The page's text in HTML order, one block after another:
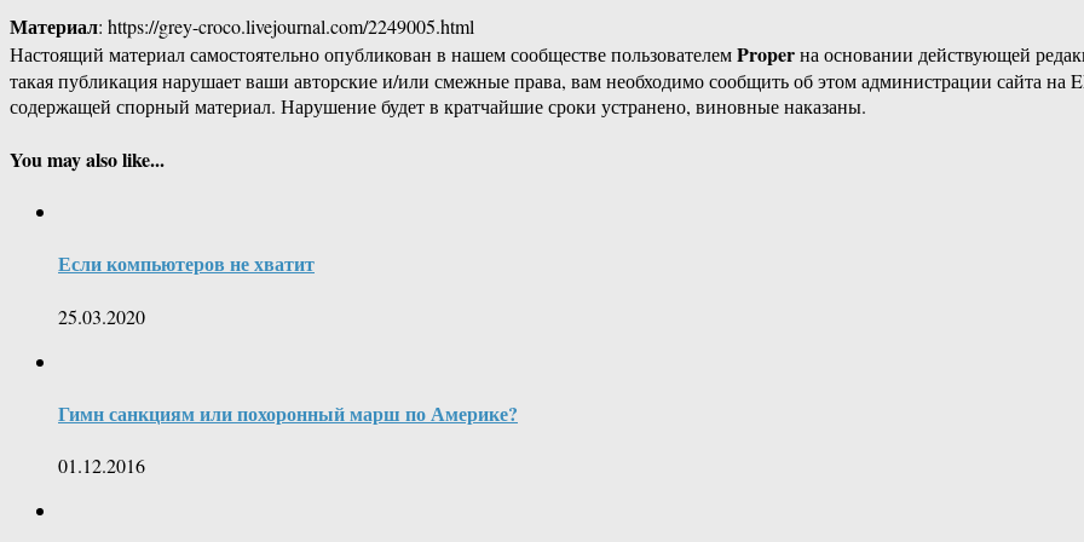
Материал: https://grey-croco.livejournal.com/2249005.html
Настоящий материал самостоятельно опубликован в нашем сообществе пользователемProperна основании действующей
такая публикация нарушает ваши авторские и/или смежные права, вам необходимо сообщить об этом администрации сайта на
содержащей спорный материал. Нарушение будет в кратчайшие сроки устранено, виновные наказаны.
You may also like...
Если компьютеров не хватит
25.03.2020
Гимн санкциям или похоронный марш по Америке?
01.12.2016